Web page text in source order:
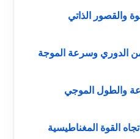
والقصور الذاتي
الدوري وسرعة الموجة
والطول الموجي
القوة المغناطيسية